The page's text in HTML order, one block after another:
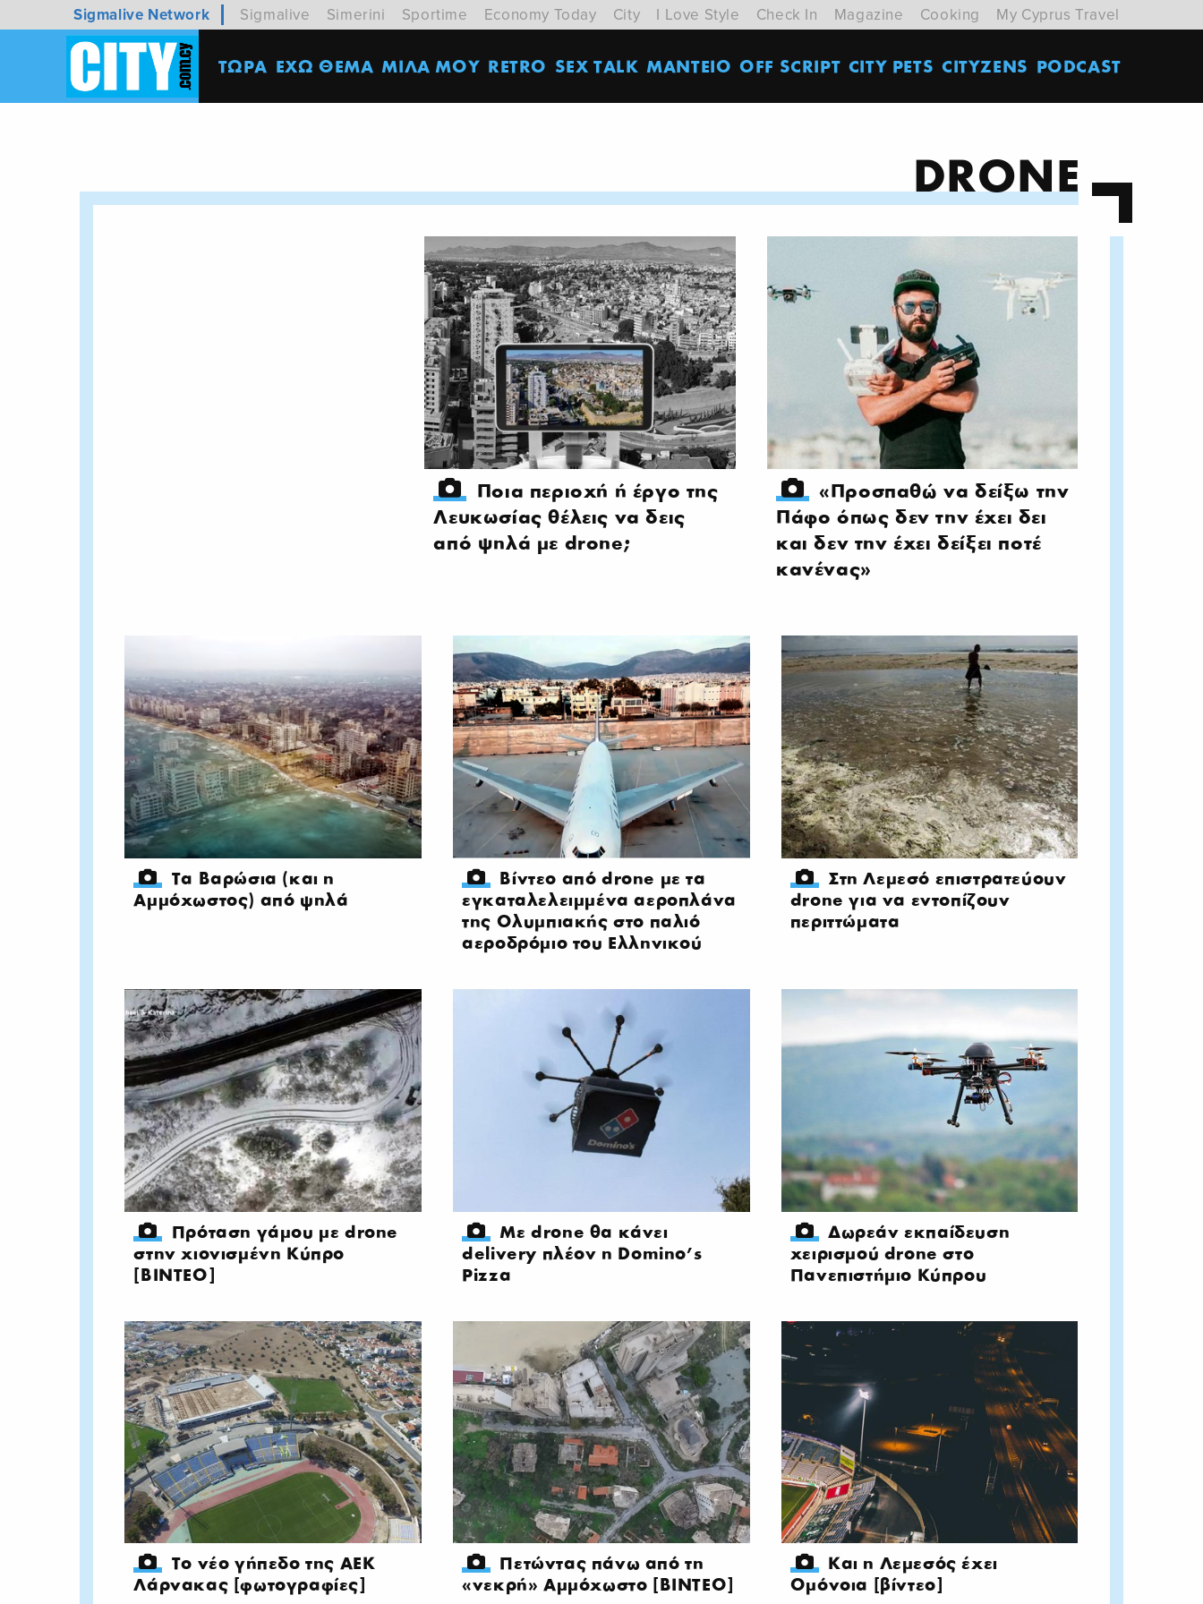
Sigmalive Network Sigmalive Simerini Sportime Economy Today City I Love Style Check In Magazine Cooking My Cyprus Travel
ΤΩΡΑ ΕΧΩ ΘΕΜΑ MΙΛΑ ΜΟΥ RETRO SEX TALK ΜΑΝΤΕΙΟ OFF SCRIPT CITY PETS CITYZENS PODCAST
DRONE
Ποια περιοχή ή έργο της
Λευκωσίας θέλεις να δεις
από ψηλά με drone;
«Προσπαθώ να δείξω την
Πάφο όπως δεν την έχει δει
και δεν την έχει δείξει ποτέ
κανένας»
Τα Βαρώσια (και η
Αμμόχωστος) από ψηλά
Βίντεο από drone με τα
εγκαταλελειμμένα αεροπλάνα
της Ολυμπιακής στο παλιό
αεροδρόμιο του Ελληνικού
Στη Λεμεσό επιστρατεύουν
drone για να εντοπίζουν
περιττώματα
Πρόταση γάμου με drone
στην χιονισμένη Κύπρο
[ΒΙΝΤΕΟ]
Με drone θα κάνει
delivery πλέον η Domino’s
Pizza
Δωρεάν εκπαίδευση
χειρισμού drone στο
Πανεπιστήμιο Κύπρου
Το νέο γήπεδο της ΑΕΚ
Λάρνακας [φωτογραφίες]
Πετώντας πάνω από τη
«νεκρή» Αμμόχωστο [ΒΙΝΤΕΟ]
Και η Λεμεσός έχει
Ομόνοια [βίντεο]